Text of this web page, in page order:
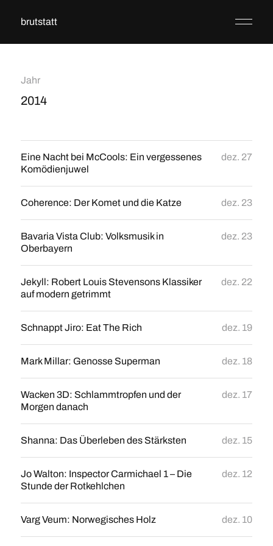
brutstatt
Jahr
2014
Eine Nacht bei McCools: Ein vergessenes
Komödienjuwel
dez. 27
Coherence: Der Komet und die Katze dez. 23
Bavaria Vista Club: Volksmusik in
Oberbayern
dez. 23
Jekyll: Robert Louis Stevensons Klassiker
auf modern getrimmt
dez. 22
Schnappt Jiro: Eat The Rich dez. 19
Mark Millar: Genosse Superman dez. 18
Wacken 3D: Schlammtropfen und der
Morgen danach
dez. 17
Shanna: Das Überleben des Stärksten dez. 15
Jo Walton: Inspector Carmichael 1 – Die
Stunde der Rotkehlchen
dez. 12
Varg Veum: Norwegisches Holz dez. 10